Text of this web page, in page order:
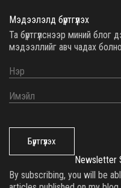
Мэдээлэлд бүртгүүлэх
Та бүртгүүлснээр миний
мэдээллийг авч чадах болно.
Бүртгүүлэх
Newsletter
By subscribing, you will be